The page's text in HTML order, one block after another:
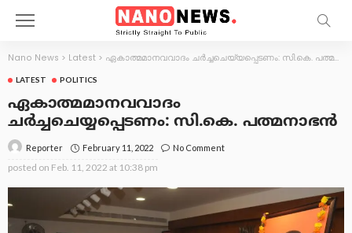
Nano News > Latest > ഏകാത്മമാനവവാദം ചർച്ചചെയ്യപ്പെടണം: സി.കെ. പത്മനാഭൻ
LATEST POLITICS
ഏകാത്മമാനവവാദം
ചർച്ചചെയ്യപ്പെടണം: സി.കെ. പത്മനാഭൻ
Reporter February 11, 2022 No Comment
posted on Feb. 11, 2022 at 10:38 pm